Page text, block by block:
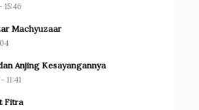
15:46
Machyuzaar
Anjing Kesayangannya
11:41
Fitra